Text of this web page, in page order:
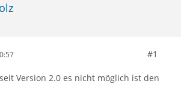
#1
Version 2.0 es nicht möglich ist den